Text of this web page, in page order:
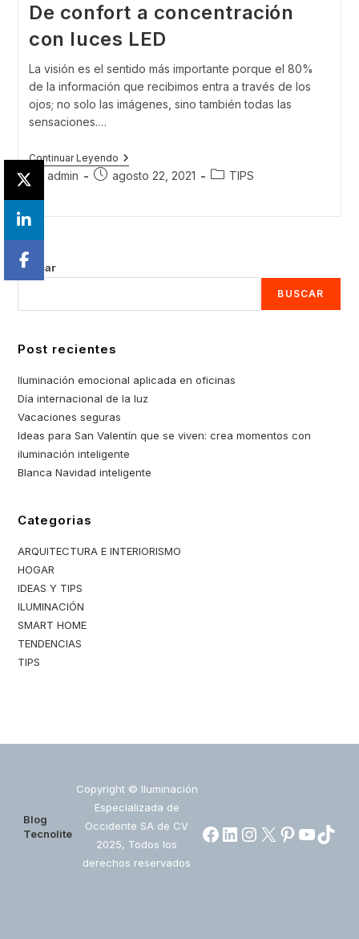
De confort a concentración
con luces LED
La visión es el sentido más importante porque el 80%
de la información que recibimos entra a través de los
ojos; no solo las imágenes, sino también todas las
sensaciones.…
Continuar LeyendoDe
Confort
A
Autor
entrada:
admin
Publicación
agosto 22, 2021
Categoría
TIPS
Buscar
BUSCAR
Post recientes
Iluminación emocional aplicada en oficinas
Día internacional de la luz
Vacaciones seguras
Ideas para San Valentín que se viven: crea momentos con
iluminación inteligente
Blanca Navidad inteligente
Categorias
ARQUITECTURA E INTERIORISMO
HOGAR
IDEAS Y TIPS
ILUMINACIÓN
SMART HOME
TENDENCIAS
TIPS
Blog
Tecnolite
Copyright © Iluminación
Especializada de
Occidente SA de CV
2025, Todos los
derechos reservados
Facebook
LinkedInInstagram
X https://https://https://